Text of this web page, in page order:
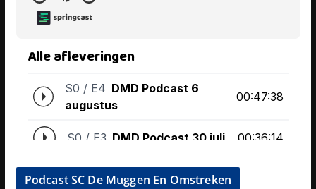
Podcast SC De Muggen En Omstreken